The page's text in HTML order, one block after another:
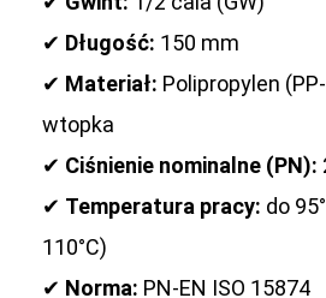
✔ Długość: 150 mm
✔ Materiał: Polipropylen
wtopka
✔ Ciśnienie nominalne (PN):
✔ Temperatura pracy: do
110°C)
✔ Norma: PN-EN ISO 15874